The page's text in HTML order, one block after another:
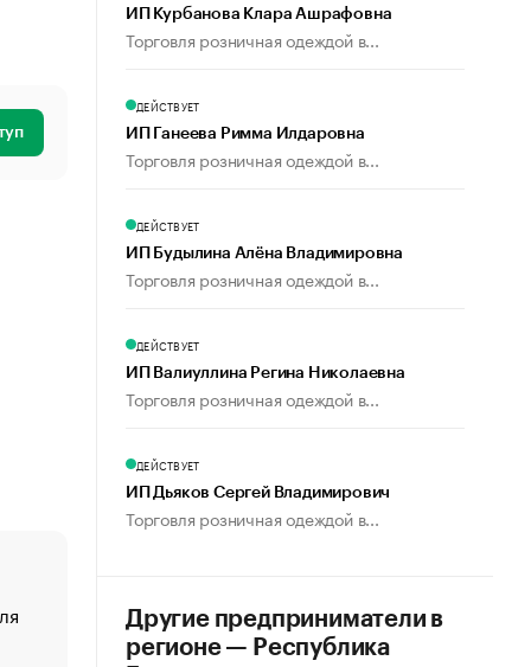
«От спорта тело стареет иначе». Как живет глава
создавшей GTA
ИП Курбанова Клара Ашрафовна
Торговля розничная одеждой в...
ДЕЙСТВУЕТ
ИП Ганеева Римма Илдаровна
Торговля розничная одеждой в...
ДЕЙСТВУЕТ
ИП Будылина Алёна Владимировна
Торговля розничная одеждой в...
ДЕЙСТВУЕТ
ИП Валиуллина Регина Николаевна
Торговля розничная одеждой в...
ДЕЙСТВУЕТ
ИП Дьяков Сергей Владимирович
Торговля розничная одеждой в...
Другие предприниматели в
регионе — Республика